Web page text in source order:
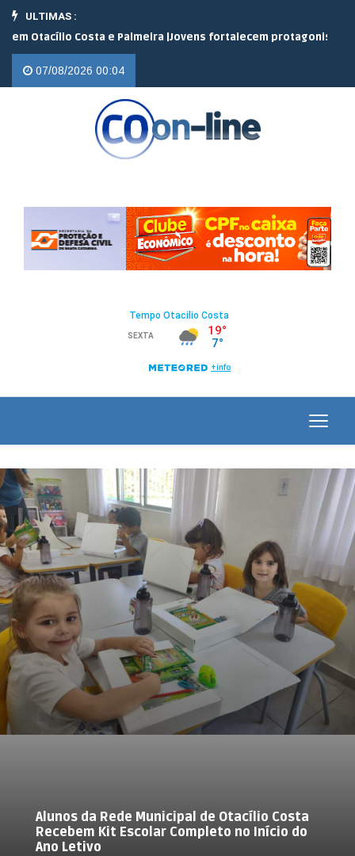
ULTIMAS :
Costa e Palmeira | Jovens fortalecem protagonismo no
07/08/2026 00:04
Alunos da Rede Municipal de Otacílio Costa
Recebem Kit Escolar Completo no Início do
Ano Letivo